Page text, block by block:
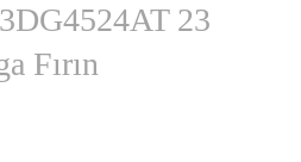
23
Fırın